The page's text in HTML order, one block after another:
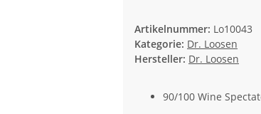
Artikelnummer: Lo10043
Kategorie: Dr. Loosen
Hersteller: Dr. Loosen
90/100 Wine